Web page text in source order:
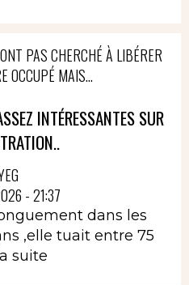
PAS CHERCHÉ À LIBÉRER
OCCUPÉ MAIS...
INTÉRESSANTES SUR
- 21:37
dans les
,elle tuait entre 75
suite